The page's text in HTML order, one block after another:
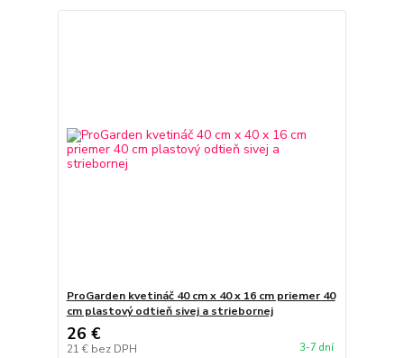
ProGarden kvetináč 40 cm x 40 x 16 cm priemer 40
cm plastový odtieň sivej a striebornej
26 €
21 € bez DPH 3-7 dní